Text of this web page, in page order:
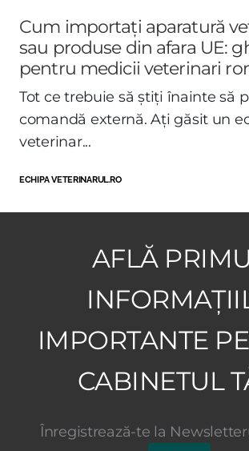
Cum importați aparatură
sau produse din afara UE:
pentru medicii veterinari
Tot ce trebuie să știți înainte să
comandă externă. Ați găsit un
veterinar...
ECHIPA VETERINARUL.RO
AFLĂ
IMPORTANTE
CABINETUL
Înregistrează-te la